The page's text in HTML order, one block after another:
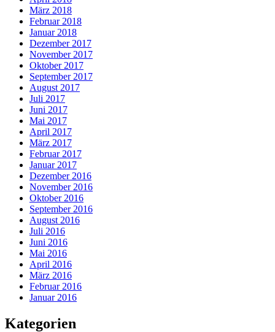
März 2018
Februar 2018
Januar 2018
Dezember 2017
November 2017
Oktober 2017
September 2017
August 2017
Juli 2017
Juni 2017
Mai 2017
April 2017
März 2017
Februar 2017
Januar 2017
Dezember 2016
November 2016
Oktober 2016
September 2016
August 2016
Juli 2016
Juni 2016
Mai 2016
April 2016
März 2016
Februar 2016
Januar 2016
Kategorien